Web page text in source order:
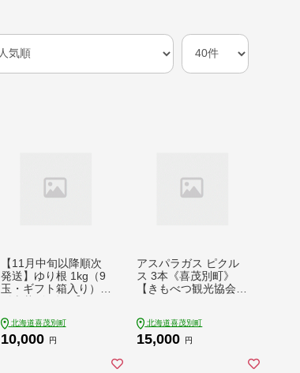
【11月中旬以降順次
発送】ゆり根 1kg（9
玉・ギフト箱入り）
ユリネ 北海道 季節の
野菜 冬野菜 ギフト プ
北海道喜茂別町
10,000 円
アスパラガス ピクル
ス 3本《喜茂別町》
【きもべつ観光協会】
パラガス 副菜 常備菜
ギフト 贈答 常温 常温
北海道喜茂別町
15,000 円